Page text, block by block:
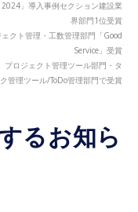
」導入事例セクション建設業
界部門1位受賞
クト管理・工数管理部門「Good
Service」受賞
ロジェクト管理ツール部門・タ
管理ツール/ToDo管理部門で受賞
るお知ら